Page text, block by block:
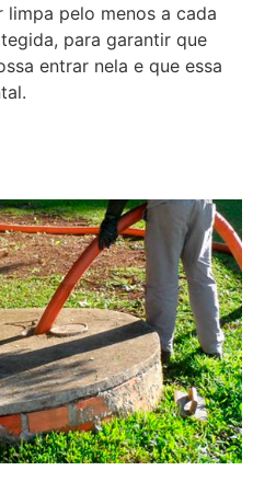
limpa pelo menos a cada
para garantir que
entrar nela e que essa